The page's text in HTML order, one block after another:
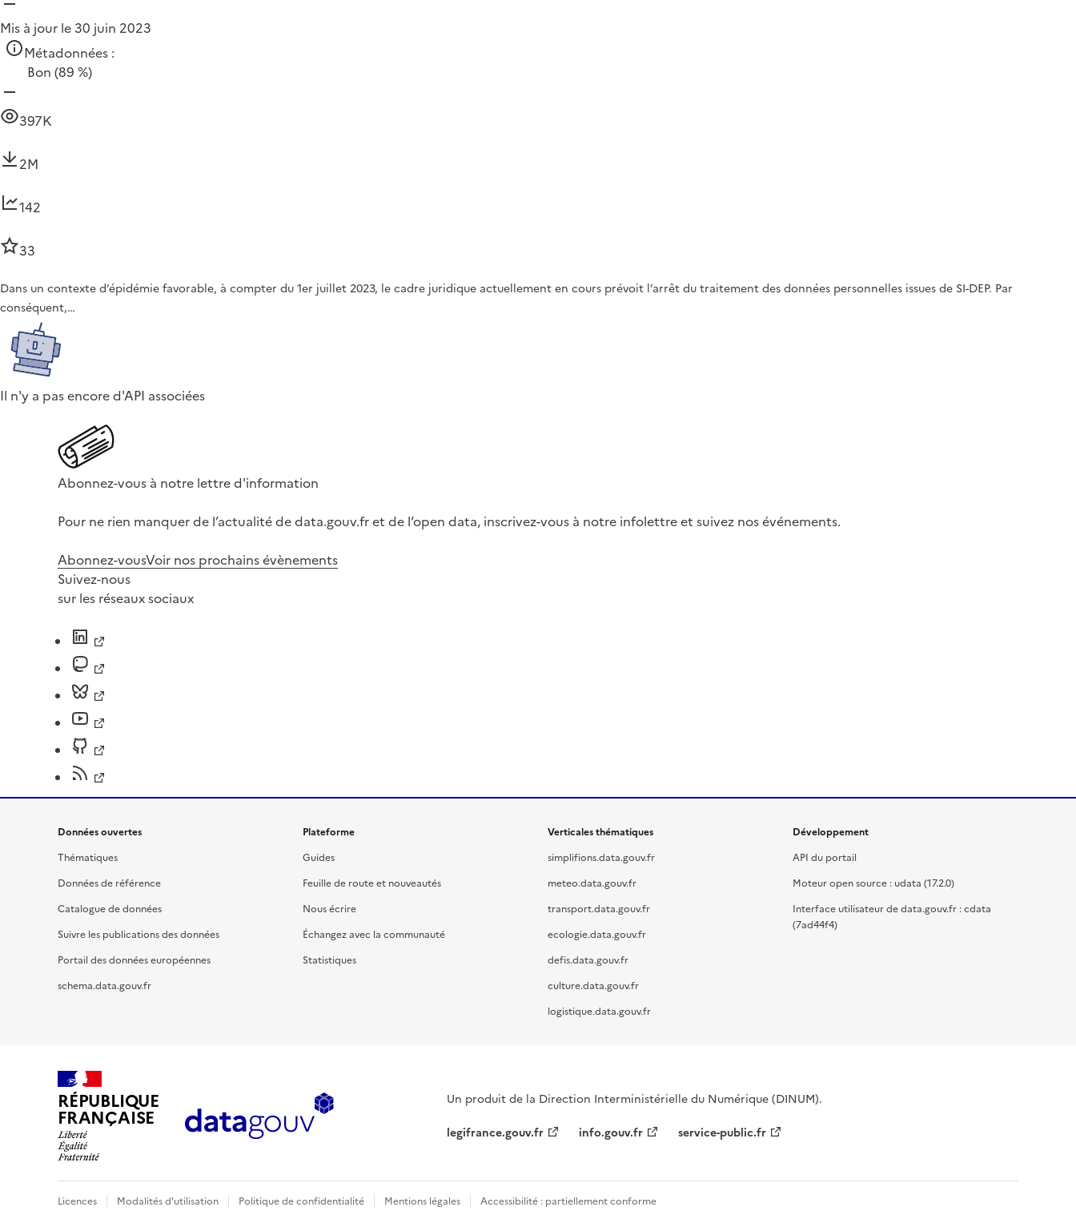
Mis à jour le 30 juin 2023
Métadonnées :
Bon (89 %)
397K
2M
142
33
Dans un contexte d’épidémie favorable, à compter du 1er juillet 2023, le cadre juridique actuellement en cours prévoit l’arrêt du traitement des données personnelles issues de SI-DEP. Par
conséquent,…
Il n'y a pas encore d'API associées
Abonnez-vous à notre lettre d'information
Pour ne rien manquer de l’actualité de data.gouv.fr et de l’open data, inscrivez-vous à notre infolettre et suivez nos événements.
Abonnez-vousVoir nos prochains évènements
Suivez-nous
sur les réseaux sociaux
Données ouvertes
Thématiques
Données de référence
Catalogue de données
Suivre les publications des données
Portail des données européennes
schema.data.gouv.fr
Plateforme
Guides
Feuille de route et nouveautés
Nous écrire
Échangez avec la communauté
Statistiques
Verticales thématiques
simplifions.data.gouv.fr
meteo.data.gouv.fr
transport.data.gouv.fr
ecologie.data.gouv.fr
defis.data.gouv.fr
culture.data.gouv.fr
logistique.data.gouv.fr
Développement
API du portail
Moteur open source : udata (17.2.0)
Interface utilisateur de data.gouv.fr : cdata
(7ad44f4)
RÉPUBLIQUE
FRANÇAISE
Un produit de la Direction Interministérielle du Numérique (DINUM).
legifrance.gouv.fr
info.gouv.fr service-public.fr
Licences Modalités d'utilisation Politique de confidentialité Mentions légales Accessibilité : partiellement conforme